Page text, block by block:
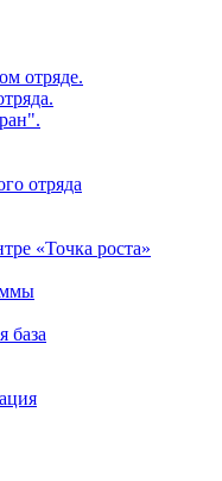
отряде.
отряда
«Точка роста»
база